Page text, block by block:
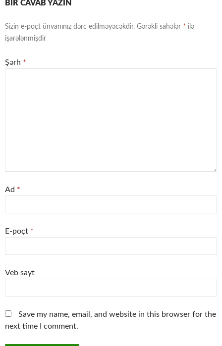
BIR CAVAB YAZIN
Sizin e-poçt ünvanınız dərc edilməyəcəkdir. Gərəkli sahələr * ilə
işarələnmişdir
Şərh *
Ad *
E-poçt *
Veb sayt
Save my name, email, and website in this browser for the
next time I comment.